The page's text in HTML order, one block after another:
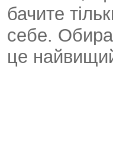
бачите
себе.
це